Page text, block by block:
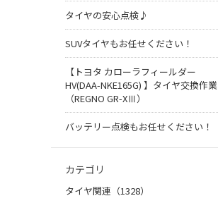
タイヤの安心点検♪
SUVタイヤもお任せください！
【トヨタ カローラフィールダー
HV(DAA-NKE165G) 】タイヤ交換作業
（REGNO GR-XⅢ）
バッテリー点検もお任せください！
カテゴリ
タイヤ関連（1328）